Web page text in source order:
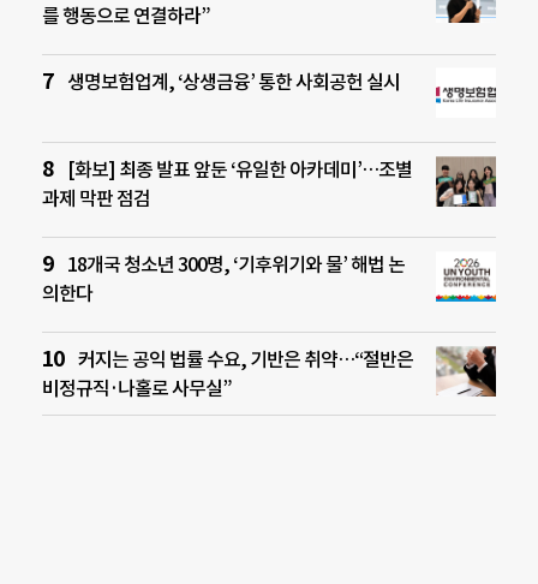
를 행동으로 연결하라”
생명보험업계, ‘상생금융’ 통한 사회공헌 실시
[화보] 최종 발표 앞둔 ‘유일한 아카데미’…조별
과제 막판 점검
18개국 청소년 300명, ‘기후위기와 물’ 해법 논
의한다
커지는 공익 법률 수요, 기반은 취약…“절반은
비정규직·나홀로 사무실”